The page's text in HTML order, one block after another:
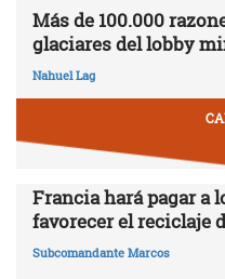
Más de 100.000
glaciares del lobby
Nahuel Lag
Francia hará pagar a
favorecer el reciclaje
Subcomandante Marcos